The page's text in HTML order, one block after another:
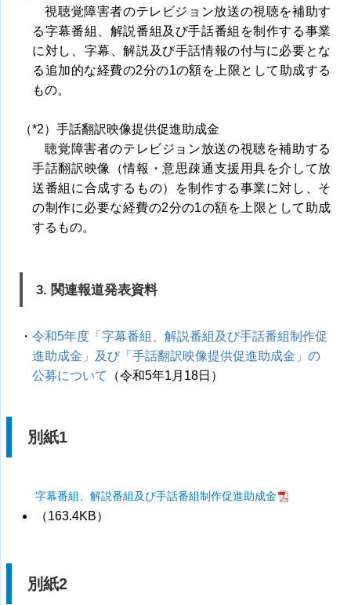
視聴覚障害者のテレビジョン放送の視聴を補助す
る字幕番組、解説番組及び手話番組を制作する事業
に対し、字幕、解説及び手話情報の付与に必要とな
る追加的な経費の2分の1の額を上限として助成する
もの。
（*2）手話翻訳映像提供促進助成金
聴覚障害者のテレビジョン放送の視聴を補助する
手話翻訳映像（情報・意思疎通支援用具を介して放
送番組に合成するもの）を制作する事業に対し、そ
の制作に必要な経費の2分の1の額を上限として助成
するもの。
3. 関連報道発表資料
・令和5年度「字幕番組、解説番組及び手話番組制作促
進助成金」及び「手話翻訳映像提供促進助成金」の
公募について
（令和5年1月18日）
別紙1
字幕番組、解説番組及び手話番組制作促進助成金
（163.4KB）
別紙2